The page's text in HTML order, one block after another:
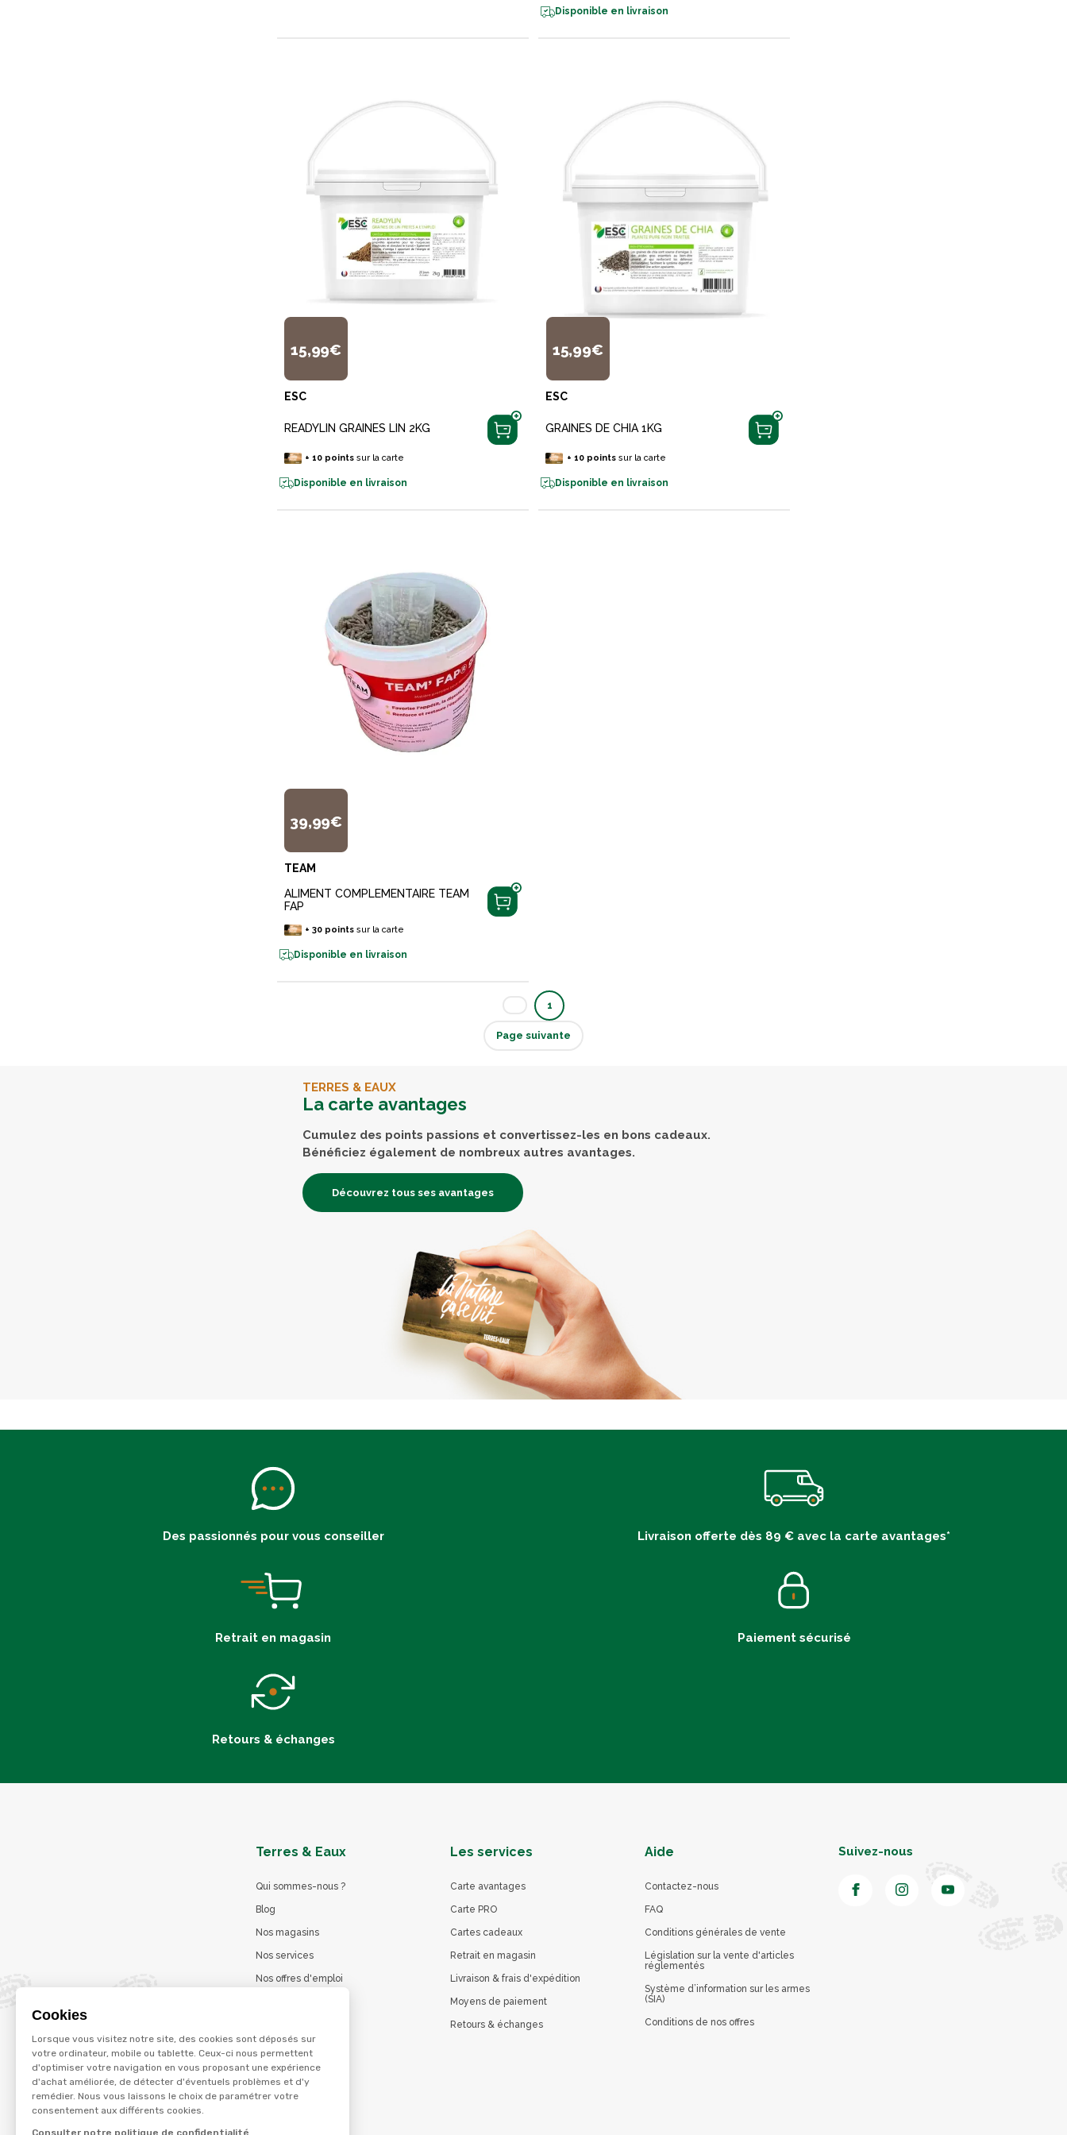
Cookies
Lorsque vous visitez notre site, des cookies sont déposés sur
votre ordinateur, mobile ou tablette. Ceux-ci nous permettent
d'optimiser votre navigation en vous proposant une expérience
d'achat améliorée, de détecter d'éventuels problèmes et d'y
remédier. Nous vous laissons le choix de paramétrer votre
consentement aux différents cookies.
Consulter notre politique de confidentialité
Disponible en livraison
15,99€
ESC
READYLIN GRAINES LIN 2KG
+10 points sur la carte
Disponible en livraison
15,99€
ESC
GRAINES DE CHIA 1KG
+ 10pointssur la carte
Disponible en livraison
39,99€
TEAM
ALIMENT COMPLEMENTAIRE TEAM
FAP
+30 points sur la carte
Disponible en livraison
1
Page suivante
TERRES & EAUX
La carte avantages
Cumulez des points passions et convertissez-les en bons cadeaux.
Bénéficiez également de nombreux autres avantages.
Découvrez tous ses avantages
Des passionnés pour vous conseiller Livraison offerte dès 89 € avec la carte avantages*
Retrait en magasin Paiement sécurisé
Retours & échanges
Terres & Eaux
Qui sommes-nous ?
Blog
Nos magasins
Nos services
Nos offres d'emploi
La marque Terzéo
Les services
Carte avantages
Carte PRO
Cartes cadeaux
Retrait en magasin
Livraison & frais d'expédition
Moyens de paiement
Retours & échanges
Aide
Contactez-nous
FAQ
Conditions générales de vente
Législation sur la vente d'articles
réglementés
Système d’information sur les armes
(SIA)
Conditions de nos offres
Suivez-nous
© Terres et eaux 2026
Politique de confidentialité